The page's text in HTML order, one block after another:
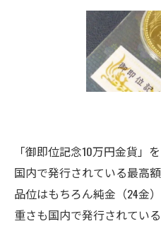
「御即位記念10万円金貨」
国内で発行されている最高
品位はもちろん純金（24金
重さも国内で発行されてい